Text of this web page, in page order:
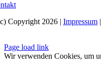
Copyright 2026 | Impressum|
Page load link
Wir verwenden Cookies, um